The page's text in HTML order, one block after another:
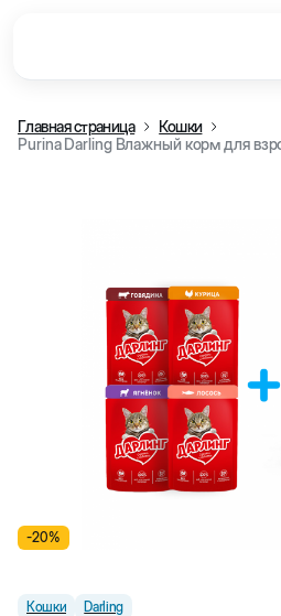
Главная страница
Кошки
-20%
Кошки Darling